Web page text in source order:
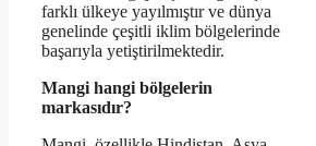
farklı ülkeye yayılmıştır ve dünya
genelinde çeşitli iklim bölgelerinde
başarıyla yetiştirilmektedir.
Mangi hangi bölgelerin
markasıdır?